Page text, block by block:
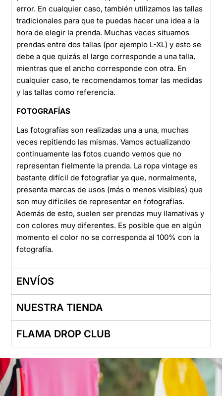
error. En cualquier caso, también utilizamos las tallas
tradicionales para que te puedas hacer una idea a la
hora de elegir la prenda. Muchas veces situamos
prendas entre dos tallas (por ejemplo L-XL) y esto se
debe a que quizás el largo corresponde a una talla,
mientras que el ancho corresponde con otra. En
cualquier caso, te recomendamos tomar las medidas
y las tallas como referencia.
FOTOGRAFÍAS
Las fotografías son realizadas una a una, muchas
veces repitiendo las mismas. Vamos actualizando
continuamente las fotos cuando vemos que no
representan fielmente la prenda. La ropa vintage es
bastante difícil de fotografiar ya que, normalmente,
presenta marcas de usos (más o menos visibles) que
son muy difíciles de representar en fotografías.
Además de esto, suelen ser prendas muy llamativas y
con colores muy diferentes. Es posible que en algún
momento el color no se corresponda al 100% con la
fotografía.
ENVÍOS
NUESTRA TIENDA
FLAMA DROP CLUB